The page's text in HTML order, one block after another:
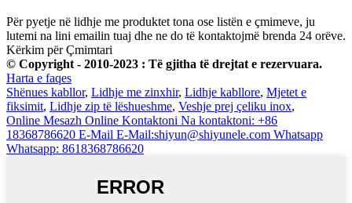
Për pyetje në lidhje me produktet tona ose listën e çmimeve, ju
lutemi na lini emailin tuaj dhe ne do të kontaktojmë brenda 24 orëve.
Kërkim për Çmimtari
© Copyright - 2010-2023 : Të gjitha të drejtat e rezervuara.
Harta e faqes
Shënues kabllor, Lidhje me zinxhir, Lidhje kabllore, Mjetet e
fiksimit, Lidhje zip të lëshueshme, Veshje prej çeliku inox,
Online Mesazh Online Kontaktoni Na kontaktoni: +86
18368786620 E-Mail E-Mail:shiyun@shiyunele.com Whatsapp
Whatsapp: 8618368786620